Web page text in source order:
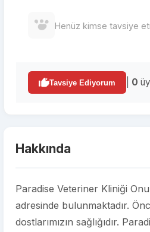
Henüz kimse tavsiye
Tavsiye Ediyorum 0
Hakkında
Paradise Veteriner Kliniği
adresinde bulunmaktadır.
dostlarımızın sağlığıdır.